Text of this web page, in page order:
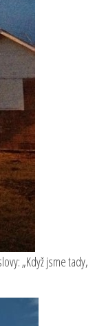
„Když jsme tady,